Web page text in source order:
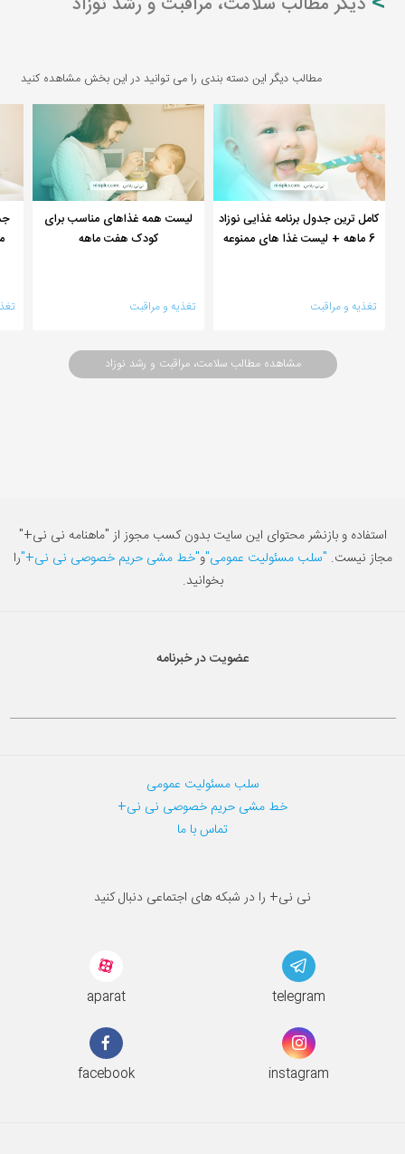
مطالب دیگر این دسته بندی را می توانید در این بخش مشاهده کنید
کامل ترین جدول برنامه غذایی نوزاد
6 ماهه + لیست غذا های ممنوعه
تغذیه و مراقبت
لیست همه غذاهای مناسب برای
کودک هفت ماهه
تغذیه و مراقبت
مشاهده مطالب سلامت، مراقبت و رشد نوزاد
استفاده و بازنشر محتوای این سایت بدون کسب مجوز از "ماهنامه نی نی+"
مجاز نیست. "سلب مسئولیت عمومی"و"خط مشی حریم خصوصی نی نی+"را
بخوانید.
عضویت در خبرنامه
سلب مسئولیت عمومی
خط مشی حریم خصوصی نی نی+
تماس با ما
نی نی+ را در شبکه های اجتماعی دنبال کنید
aparat telegram
facebook instagram